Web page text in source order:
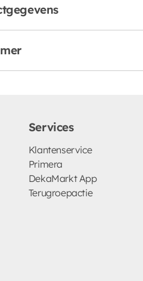
Services
Klantenservice
Primera
DekaMarkt App
Terugroepactie